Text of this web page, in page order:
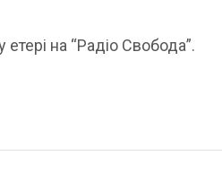
на “Радіо Свобода”.